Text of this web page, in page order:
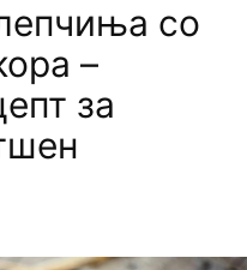
со
–
за